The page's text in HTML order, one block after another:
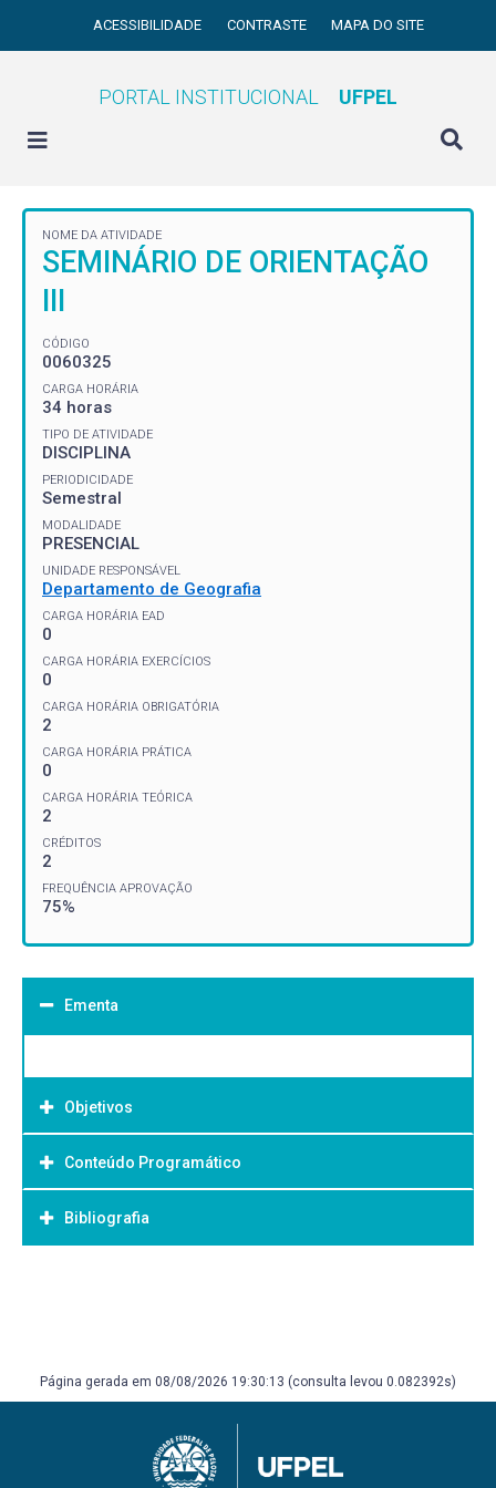
ACESSIBILIDADE CONTRASTE MAPA DO SITE
PORTAL INSTITUCIONAL UFPEL
NOME DA ATIVIDADE
SEMINÁRIO DE ORIENTAÇÃO
III
CÓDIGO
0060325
CARGA HORÁRIA
34 horas
TIPO DE ATIVIDADE
DISCIPLINA
PERIODICIDADE
Semestral
MODALIDADE
PRESENCIAL
UNIDADE RESPONSÁVEL
Departamento de Geografia
CARGA HORÁRIA EAD
0
CARGA HORÁRIA EXERCÍCIOS
0
CARGA HORÁRIA OBRIGATÓRIA
2
CARGA HORÁRIA PRÁTICA
0
CARGA HORÁRIA TEÓRICA
2
CRÉDITOS
2
FREQUÊNCIA APROVAÇÃO
75%
Ementa
Objetivos
Objetivo Geral:
Conteúdo Programático
Bibliografia
Página gerada em 08/08/2026 19:30:13 (consulta levou 0.082392s)